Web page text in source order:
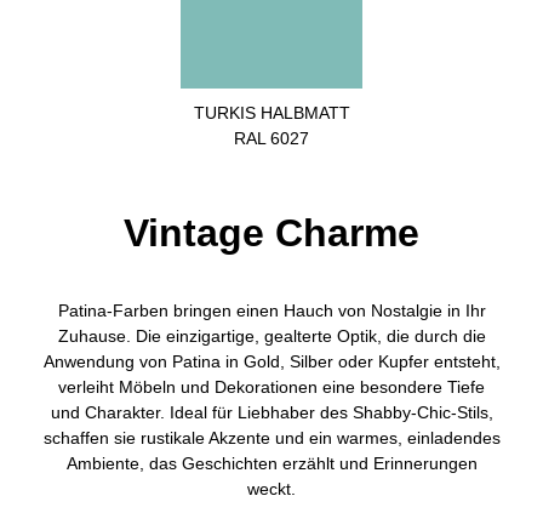
TURKIS HALBMATT
RAL 6027
Vintage Charme
Patina-Farben bringen einen Hauch von Nostalgie in Ihr
Zuhause. Die einzigartige, gealterte Optik, die durch die
Anwendung von Patina in Gold, Silber oder Kupfer entsteht,
verleiht Möbeln und Dekorationen eine besondere Tiefe
und Charakter. Ideal für Liebhaber des Shabby-Chic-Stils,
schaffen sie rustikale Akzente und ein warmes, einladendes
Ambiente, das Geschichten erzählt und Erinnerungen
weckt.